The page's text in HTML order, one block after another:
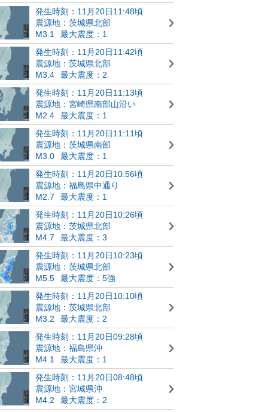
発生時刻：11月20日11:48頃
震源地：茨城県北部
M3.1
最大震度：1
発生時刻：11月20日11:42頃
震源地：茨城県北部
M3.4
最大震度：2
発生時刻：11月20日11:13頃
震源地：宮崎県南部山沿い
M2.4
最大震度：1
発生時刻：11月20日11:11頃
震源地：茨城県南部
M3.0
最大震度：1
発生時刻：11月20日10:56頃
震源地：福島県中通り
M2.7
最大震度：1
発生時刻：11月20日10:26頃
震源地：茨城県北部
M4.7
最大震度：3
発生時刻：11月20日10:23頃
震源地：茨城県北部
M5.5
最大震度：5強
発生時刻：11月20日10:10頃
震源地：茨城県北部
M3.2
最大震度：2
発生時刻：11月20日09:28頃
震源地：福島県沖
M4.1
最大震度：1
発生時刻：11月20日08:48頃
震源地：宮城県沖
M4.2
最大震度：2